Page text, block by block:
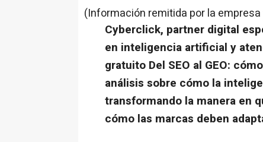
(Información remitida por la
Cyberclick, partner digital
en inteligencia artificial y
gratuito Del SEO al GEO:
análisis sobre cómo la
transformando la manera en
cómo las marcas deben